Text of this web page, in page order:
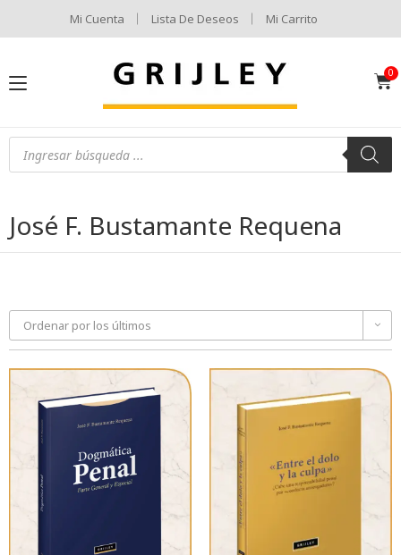
Mi Cuenta Lista De Deseos Mi Carrito
José F. Bustamante Requena
Ordenar por los últimos